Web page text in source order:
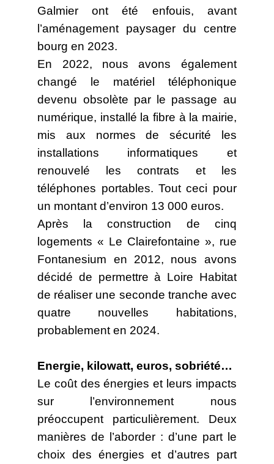
Galmier ont été enfouis, avant
l’aménagement paysager du centre
bourg en 2023.
En 2022, nous avons également
changé le matériel téléphonique
devenu obsolète par le passage au
numérique, installé la fibre à la mairie,
mis aux normes de sécurité les
installations informatiques et
renouvelé les contrats et les
téléphones portables. Tout ceci pour
un montant d’environ 13 000 euros.
Après la construction de cinq
logements « Le Clairefontaine », rue
Fontanesium en 2012, nous avons
décidé de permettre à Loire Habitat
de réaliser une seconde tranche avec
quatre nouvelles habitations,
probablement en 2024.
Energie, kilowatt, euros, sobriété…
Le coût des énergies et leurs impacts
sur l’environnement nous
préoccupent particulièrement. Deux
manières de l’aborder : d’une part le
choix des énergies et d’autres part